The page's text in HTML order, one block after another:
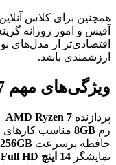
همچنین برای کلاس
آفیس و امور روزانه
اقتصادی‌تر از مدل‌های
ارزشمندی باشد.
ویژگی‌های مهم HP EliteBook 845 G7
پردازنده AMD Ryzen 7
رم 8GB مناسب کارهای
حافظه پرسرعت
نمایشگر 14 اینچ Full HD